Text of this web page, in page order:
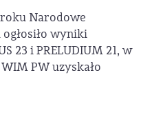
Narodowe
wyniki
23 i PRELUDIUM 21, w
PW uzyskało